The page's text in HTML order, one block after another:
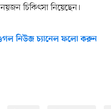
চিকিৎসা নিয়েছেন।
নিউজ চ্যানেল ফলো করুন